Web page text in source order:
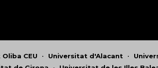
CEU • Universitat d'Alacant •